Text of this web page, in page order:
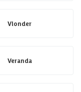
Vlonder
Veranda